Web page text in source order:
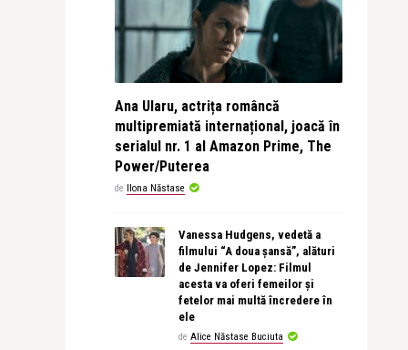
Ana Ularu, actrița româncă
multipremiată internațional, joacă în
serialul nr. 1 al Amazon Prime, The
Power/Puterea
de Ilona Năstase
Vanessa Hudgens, vedetă a
filmului “A doua șansă”, alături
de Jennifer Lopez: Filmul
acesta va oferi femeilor și
fetelor mai multă încredere în
ele
de Alice Năstase Buciuta